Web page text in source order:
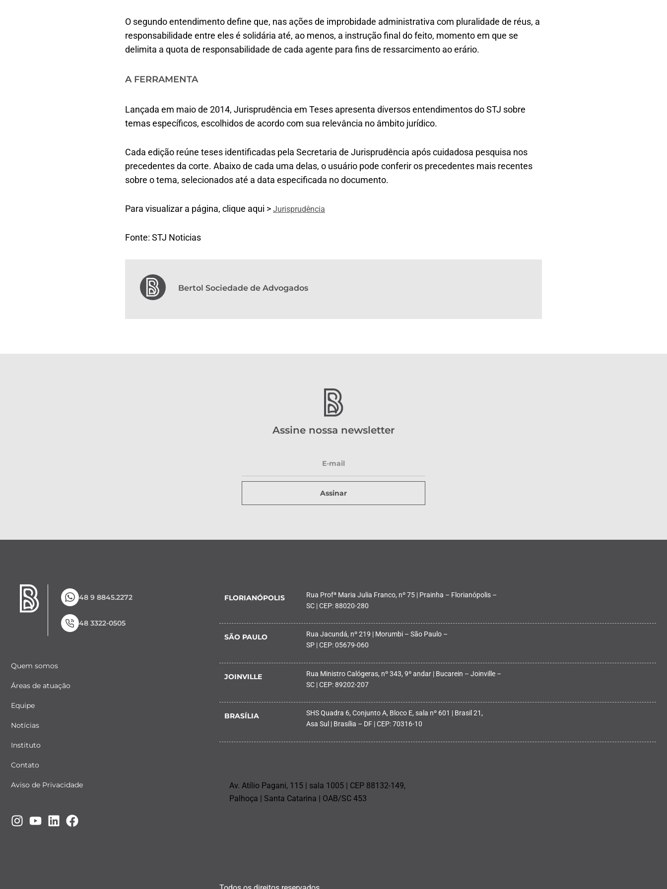
O segundo entendimento define que, nas ações de improbidade administrativa com pluralidade de réus, a
responsabilidade entre eles é solidária até, ao menos, a instrução final do feito, momento em que se
delimita a quota de responsabilidade de cada agente para fins de ressarcimento ao erário.
A FERRAMENTA
Lançada em maio de 2014, Jurisprudência em Teses apresenta diversos entendimentos do STJ sobre
temas específicos, escolhidos de acordo com sua relevância no âmbito jurídico.
Cada edição reúne teses identificadas pela Secretaria de Jurisprudência após cuidadosa pesquisa nos
precedentes da corte. Abaixo de cada uma delas, o usuário pode conferir os precedentes mais recentes
sobre o tema, selecionados até a data especificada no documento.
Para visualizar a página, clique aqui > Jurisprudência
Fonte: STJ Noticias
Bertol Sociedade de Advogados
Assine nossa newsletter
Assinar
48 9 8845.2272
48 3322-0505
Quem somos
Áreas de atuação
Equipe
Notícias
Instituto
Contato
Aviso de Privacidade
FLORIANÓPOLIS
Rua Profª Maria Julia Franco, nº 75 | Prainha – Florianópolis –
SC | CEP: 88020-280
SÃO PAULO
Rua Jacundá, nº 219 | Morumbi – São Paulo –
SP | CEP: 05679-060
JOINVILLE
Rua Ministro Calógeras, nº 343, 9º andar | Bucarein – Joinville –
SC | CEP: 89202-207
BRASÍLIA
SHS Quadra 6, Conjunto A, Bloco E, sala nº 601 | Brasil 21,
Asa Sul | Brasília – DF | CEP: 70316-10
Av. Atílio Pagani, 115 | sala 1005 | CEP 88132-149,
Palhoça | Santa Catarina | OAB/SC 453